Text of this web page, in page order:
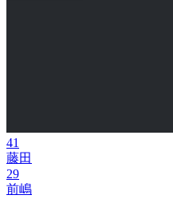
41
藤田
29
前嶋